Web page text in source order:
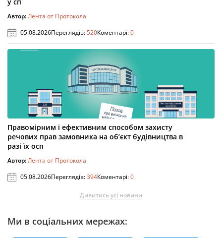
Автор:Лента от Протокола
05.08.2026Переглядів:520Коментарі:0
Правомірним і ефективним способом захисту
речових прав замовника на об’єкт будівництва в
разі їх осп
Автор:Лента от Протокола
05.08.2026Переглядів:394Коментарі:0
Дивитись усі новини
Ми в соціальних мережах: